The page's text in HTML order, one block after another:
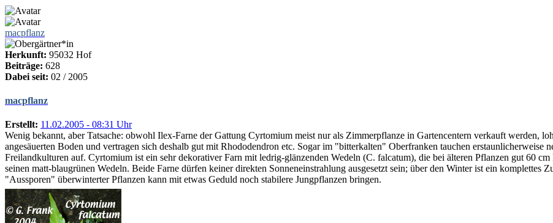
macpflanz
Herkunft: 95032 Hof
Beiträge: 628
Dabei seit: 02 / 2005
macpflanz
Erstellt: 11.02.2005 - 08:31 Uhr
Wenig bekannt, aber Tatsache: obwohl Ilex-Farne der Gattung Cyrtomium meist nur als Zimmerpflanze in Gartencentern verkauft werden,
angesäuerten Boden und vertragen sich deshalb gut mit Rhododendron etc. Sogar im "bitterkalten" Oberfranken tauchen erstaunlicherweise
Freilandkulturen auf. Cyrtomium ist ein sehr dekorativer Farn mit ledrig-glänzenden Wedeln (C. falcatum), die bei älteren Pflanzen gut 60
seinen matt-blaugrünen Wedeln. Beide Farne dürfen keiner direkten Sonneneinstrahlung ausgesetzt sein; über den Winter ist ein komplettes
"Aussporen" überwinterter Pflanzen kann mit etwas Geduld noch stabilere Jungpflanzen bringen.